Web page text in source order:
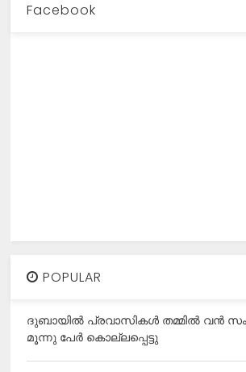
Facebook
POPULAR
ദുബായിൽ പ്രവാസികൾ തമ്മിൽ വൻ
മൂന്നു പേർ കൊല്ലപ്പെട്ടു